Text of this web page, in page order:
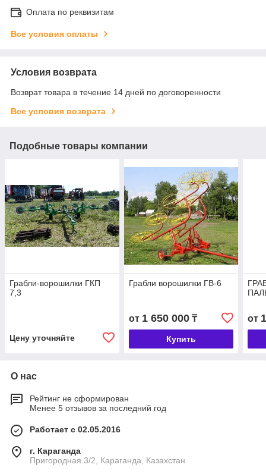
Оплата по реквизитам
Все условия оплаты
Условия возврата
Возврат товара в течение 14 дней по договоренности
Все условия возврата
Подобные товары компании
Грабли-ворошилки ГКП
7,3
Цену уточняйте
Грабли ворошилки ГВ-6
от 1 650 000₸
Купить
от
О нас
Рейтинг не сформирован
Менее 5 отзывов за последний год
Работает с 02.05.2016
г. Караганда
Пригородная 3/2, Караганда, Казахстан